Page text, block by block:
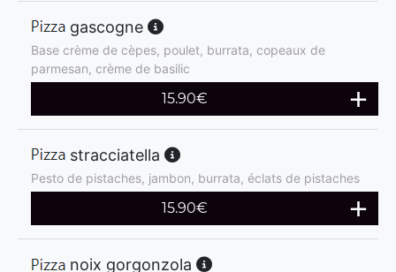
gascogne
Base crème de cèpes, poulet, burrata, copeaux de
parmesan, crème de basilic
15.90€
stracciatella
Pesto de pistaches, jambon, burrata, éclats de pistaches
15.90€
noix gorgonzola